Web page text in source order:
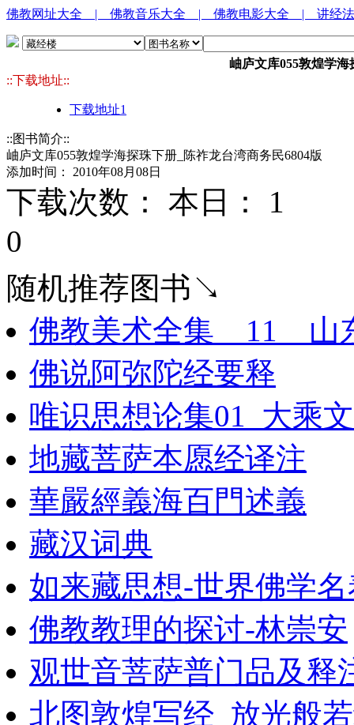
佛教网址大全 | 佛教音乐大全 | 佛教电影大全 | 讲经
岫庐文库055敦煌学
::下载地址::
下载地址1
::图书简介::
岫庐文库055敦煌学海探珠下册_陈祚龙台湾商务民6804版
添加时间： 2010年08月08日
下载次数： 本日： 1
0
随机推荐图书↘
佛教美术全集__11__山
佛说阿弥陀经要释
唯识思想论集01_大乘
地藏菩萨本愿经译注
華嚴經義海百門述義
藏汉词典
如来藏思想-世界佛学
佛教教理的探讨-林崇安
观世音菩萨普门品及释
北图敦煌写经_放光般